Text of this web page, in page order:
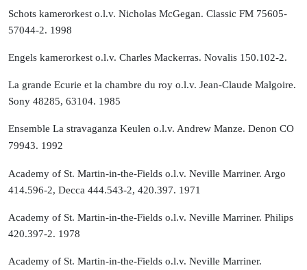
Schots kamerorkest o.l.v. Nicholas McGegan. Classic FM 75605-
57044-2. 1998
Engels kamerorkest o.l.v. Charles Mackerras. Novalis 150.102-2.
La grande Ecurie et la chambre du roy o.l.v. Jean-Claude Malgoire.
Sony 48285, 63104. 1985
Ensemble La stravaganza Keulen o.l.v. Andrew Manze. Denon CO
79943. 1992
Academy of St. Martin-in-the-Fields o.l.v. Neville Marriner. Argo
414.596-2, Decca 444.543-2, 420.397. 1971
Academy of St. Martin-in-the-Fields o.l.v. Neville Marriner. Philips
420.397-2. 1978
Academy of St. Martin-in-the-Fields o.l.v. Neville Marriner.